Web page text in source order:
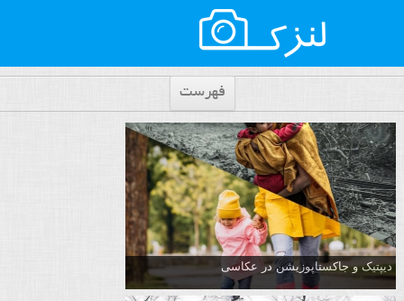
فهرست
دیپتیک و جاکستا‌پوزیشن در عکاسی